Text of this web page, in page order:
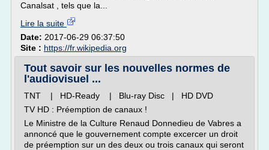
Canalsat , tels que la...
Lire la suite
Date: 2017-06-29 06:37:50
Site : https://fr.wikipedia.org
Tout savoir sur les nouvelles normes de
l'audiovisuel ...
TNT | HD-Ready | Blu-ray Disc | HD DVD
TV HD : Préemption de canaux !
Le Ministre de la Culture Renaud Donnedieu de Vabres a
annoncé que le gouvernement compte excercer un droit
de préemption sur un des deux ou trois canaux qui seront